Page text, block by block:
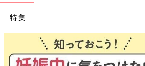
特集